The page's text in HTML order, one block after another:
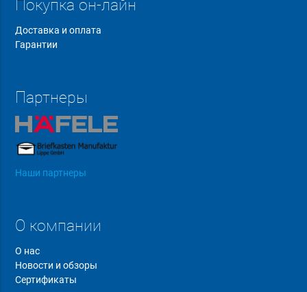
Покупка он-лайн
Доставка и оплата
Гарантии
Партнеры
Наши партнеры
О компании
О нас
Новости и обзоры
Сертификаты